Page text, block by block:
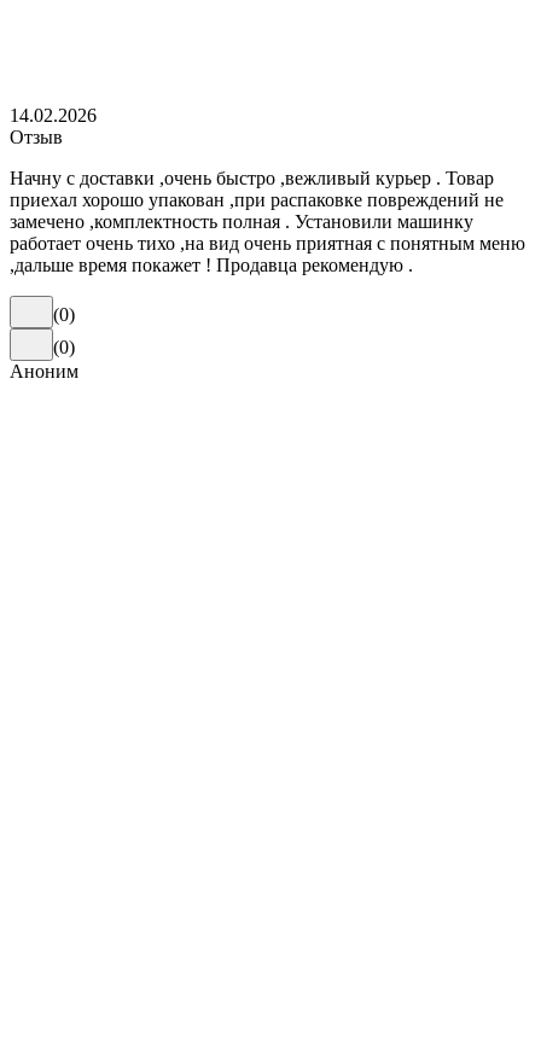
14.02.2026
Отзыв
Начну с доставки ,очень быстро ,вежливый курьер . Товар
приехал хорошо упакован ,при распаковке повреждений не
замечено ,комплектность полная . Установили машинку
работает очень тихо ,на вид очень приятная с понятным меню
,дальше время покажет ! Продавца рекомендую .
(0)
(0)
Аноним